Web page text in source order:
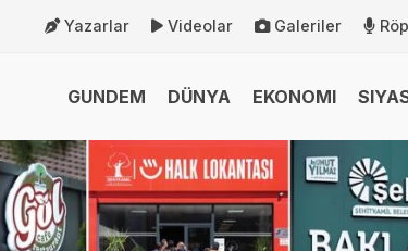
Yazarlar Videolar Galeriler
GUNDEM DÜNYA EKONOMI